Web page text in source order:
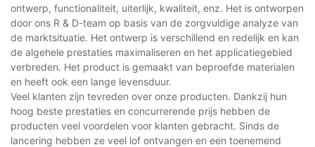
ontwerp, functionaliteit, uiterlijk, kwaliteit, enz. Het is ontworpen
door ons R & D-team op basis van de zorgvuldige analyze van
de marktsituatie. Het ontwerp is verschillend en redelijk en kan
de algehele prestaties maximaliseren en het applicatiegebied
verbreden. Het product is gemaakt van beproefde materialen
en heeft ook een lange levensduur.
Veel klanten zijn tevreden over onze producten. Dankzij hun
hoog beste prestaties en concurrerende prijs hebben de
producten veel voordelen voor klanten gebracht. Sinds de
lancering hebben ze veel lof ontvangen en een toenemend